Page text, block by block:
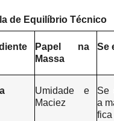
de Equilíbrio Técnico
Papel na
Massa
Se
Umidade e
Maciez
Se
a